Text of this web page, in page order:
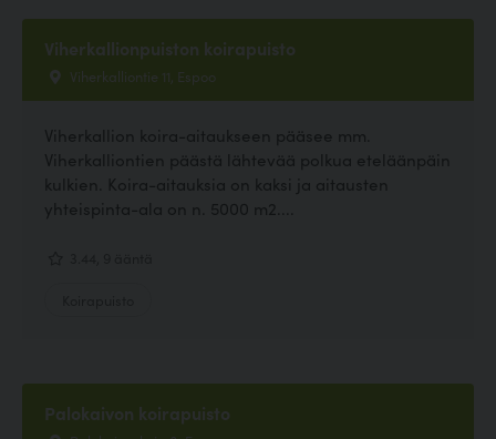
Viherkallionpuiston koirapuisto
Viherkalliontie 11, Espoo
Viherkallion koira-aitaukseen pääsee mm.
Viherkalliontien päästä lähtevää polkua eteläänpäin
kulkien. Koira-aitauksia on kaksi ja aitausten
yhteispinta-ala on n. 5000 m2....
Palokaivon koirapuisto